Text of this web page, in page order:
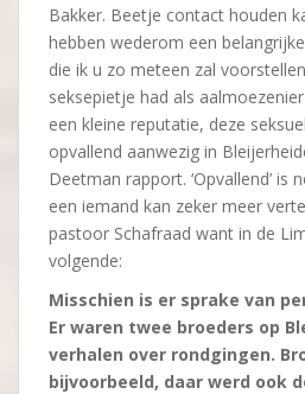
Bakker. Beetje contact houden
hebben wederom een
die ik u zo meteen zal
seksepietje had als
een kleine reputatie, deze
opvallend aanwezig in
Deetman rapport. ‘Opvallend’ is
een iemand kan zeker meer
pastoor Schafraad want in de
volgende:
Misschien is er sprake van
Er waren twee broeders op
verhalen over rondgingen.
bijvoorbeeld, daar werd ook